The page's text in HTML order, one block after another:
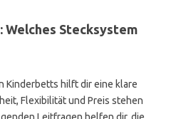
Welches Stecksystem
Kinderbetts hilft dir eine klare
Flexibilität und Preis stehen